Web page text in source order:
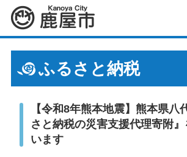
鹿屋市
ふるさと納税
【令和8年熊本地震】熊本県八
さと納税の災害支援代理寄附
います